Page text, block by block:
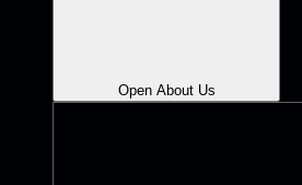
Open About Us